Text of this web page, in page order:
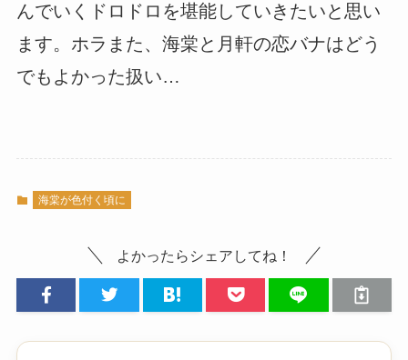
んでいくドロドロを堪能していきたいと思い
ます。ホラまた、海棠と月軒の恋バナはどう
でもよかった扱い…
海棠が色付く頃に
よかったらシェアしてね！